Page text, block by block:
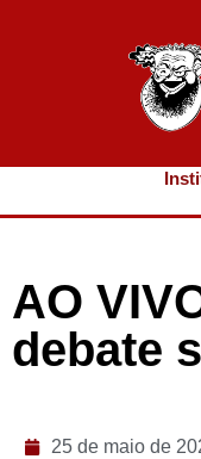
AO
debate
25 de maio de